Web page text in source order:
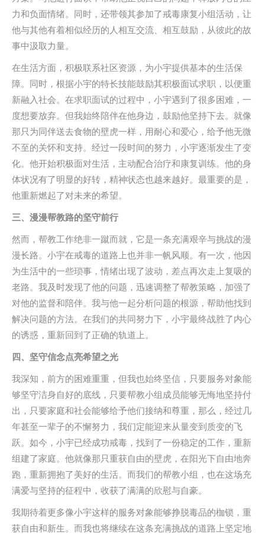
力和负面情绪。同时，还带领其参加了戒毒康复小组活动，让
他与其他有着相似经历的人相互交流、相互鼓励，从彼此的故
事中汲取力量。
在生活方面，积极联系社区资源，为小宇提供基本的生活保
障。同时，根据小宇的特长技能鼓励其积极面试求职，以便重
新融入社会。在求职面试的过程中，小宇遇到了很多困难，一
度想要放弃。但我始终陪伴在他身边，鼓励他坚持下去。就像
那只为同伴送去食物的壁虎一样，用耐心和爱心，给予他无微
不至的关怀和支持。经过一段时间的努力，小宇逐渐发生了变
化。他开始积极面对生活，主动配合治疗和康复训练。他的身
体状况有了明显的好转，精神状态也越来越好。最重要的是，
他重新燃起了对未来的希望。
三、 漫漫帮教路的坚守前行
然而，帮教工作绝非一蹴而就，它是一条充满艰辛与挑战的漫
漫长路。小宇在戒毒的道路上也并非一帆风顺。有一次，他因
为生活中的一些琐事，情绪出现了波动，差点再次走上复吸的
老路。我及时发现了他的问题，迅速调整了帮教策略，加强了
对他的监督和陪伴。我与他一起分析问题的根源，帮助他找到
解决问题的方法。在我们的共同努力下，小宇最终战胜了内心
的诱惑，重新回到了正确的轨道上。
四、 坚守信念点亮希望之光
我深知，前方的困难重重，但我也始终坚信，只要服务对象能
够坚守洁身自好的底线，只要帮教小组成员能够无悔地坚持付
出，只要家庭和社会能够给予他们接纳和尊重，那么，经过几
年甚至一辈子的不懈努力，我们定能迎来从量变到质变的飞
跃。如今，小宇已经成功戒毒，找到了一份稳定的工作，重新
组建了家庭。他就像那只重获自由的壁虎，在阳光下自由地奔
跑，重新拥抱了美好的生活。而我们的帮教小组，也在这场充
满爱与坚持的征程中，收获了满满的欣慰与自豪。
我期待着更多像小宇这样的服务对象能够挣脱毒品的枷锁，重
获自由和新生。而我也将继续在这条充满挑战的道路上坚定地